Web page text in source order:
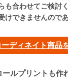
も合わせてご検討
けできませんので
ーディネイト商
ルプリントも作